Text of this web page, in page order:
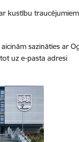
kustību
sazināties ar
uz e-pasta adresi